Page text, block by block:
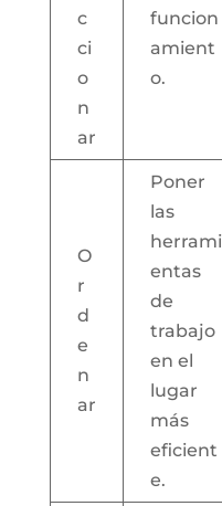
c
ci
o
n
ar
funcion
amient
o.
O
r
d
e
n
ar
Poner
las
herrami
entas
de
trabajo
en el
lugar
más
eficient
e.